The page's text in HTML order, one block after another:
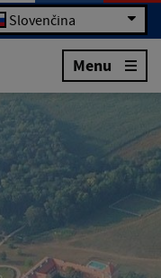
Slovenčina
Menu